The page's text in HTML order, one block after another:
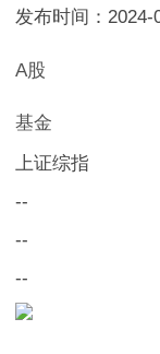
发布时间：2024-
A股
基金
上证综指
--
--
--